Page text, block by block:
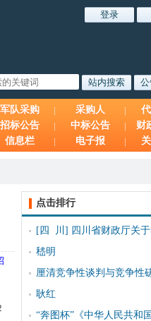
军队采购 采购人
招标公告 中标公告
财
信息栏 电子报
点击排行
[四 川] 四川省财政厅关
嵇明
厘清竞争性谈判与竞争性
耿红
“奔图杯”《中华人民共和